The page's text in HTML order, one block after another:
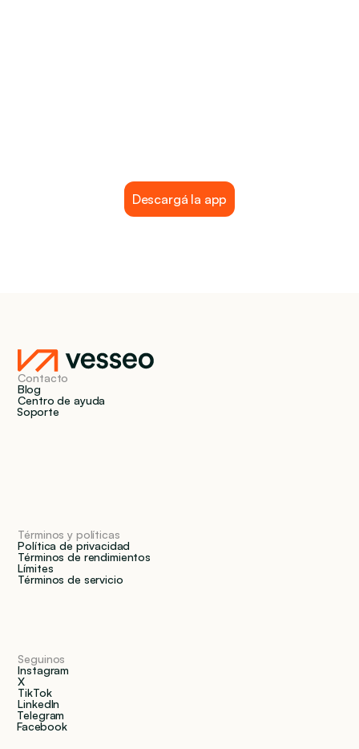
Descargá la app
Contacto
Blog
Centro de ayuda
Soporte
Términos y políticas
Términos de rendimientos
Términos de servicio
Política de privacidad
Límites
Seguinos
Instagram
X
TikTok
LinkedIn
Telegram
Facebook